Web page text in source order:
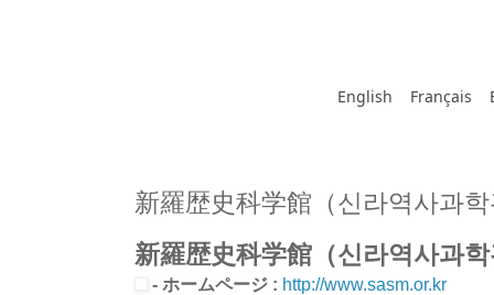
English Français
新羅歴史科学館（신라역사과
新羅歴史科学館（신라역사과
- ホームページ : http://www.sasm.or.kr